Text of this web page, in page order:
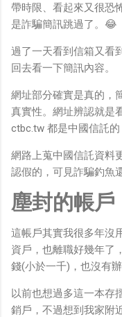
帶時限、看起來又很恐
是詐騙簡訊跳過了。😂
過了一天看到信箱又看
回去看一下簡訊內容。
網址部分確實是真的，
真實性。網址辨認就是
ctbc.tw 都是中國信託的
網路上蒐中國信託資料
認假的，可見詐騙釣魚
塵封的帳戶
這帳戶其實我很多年沒
資戶，也離職好幾年了
錢(小於一千)，也沒有
以前也想過多這一本存
銷戶，不過想到我家附